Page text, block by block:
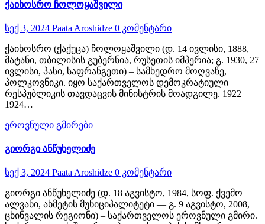
ქაიხოსრო ჩოლოყაშვილი
სექ 3, 2024 Paata Aroshidze 0 კომენტარი
ქაიხოსრო (ქაქუცა) ჩოლოყაშვილი (დ. 14 ივლისი, 1888,
მატანი, თბილისის გუბერნია, რუსეთის იმპერია; გ. 1930, 27
ივლისი, პასი, საფრანგეთი) – სამხედრო მოღვაწე,
პოლკოვნიკი. იყო საქართველოს დემოკრატიული
რესპუბლიკის თავდაცვის მინისტრის მოადგილე. 1922—
1924…
ეროვნული გმირები
გიორგი ანწუხელიძე
სექ 3, 2024 Paata Aroshidze 0 კომენტარი
გიორგი ანწუხელიძე (დ. 18 აგვისტო, 1984, სოფ. ქვემო
ალვანი, ახმეტის მუნიციპალიტეტი — გ. 9 აგვისტო, 2008,
ცხინვალის რეგიონი) – საქართველოს ეროვნული გმირი.